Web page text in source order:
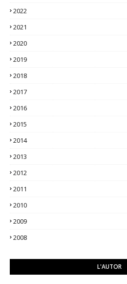
2022
2021
2020
2019
2018
2017
2016
2015
2014
2013
2012
2011
2010
2009
2008
L'AUTOR